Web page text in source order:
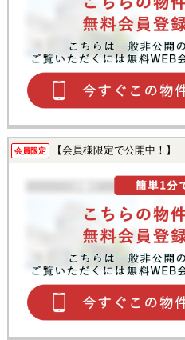
会員限定 【会員様限定で公開中！】